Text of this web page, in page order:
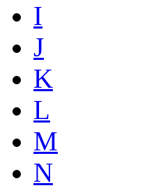
I
J
K
L
M
N